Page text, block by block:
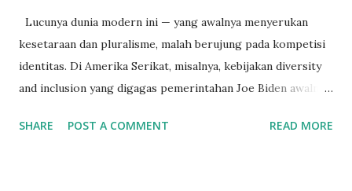
Lucunya dunia modern ini — yang awalnya menyerukan
kesetaraan dan pluralisme, malah berujung pada kompetisi
identitas. Di Amerika Serikat, misalnya, kebijakan diversity
and inclusion yang digagas pemerintahan Joe Biden awalnya
minoritas untuk memimpin. Namun, siapa sangka, justru
SHARE POST A COMMENT READ MORE